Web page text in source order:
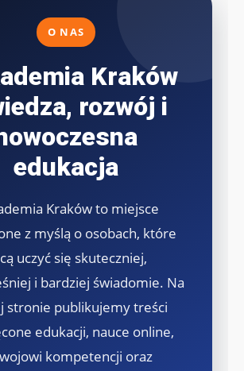
O NAS
Kraków
rozwój i
edukacja
Kraków to miejsce
z myślą o osobach, które
uczyć się skuteczniej,
i bardziej świadomie. Na
stronie publikujemy treści
edukacji, nauce online,
kompetencji oraz